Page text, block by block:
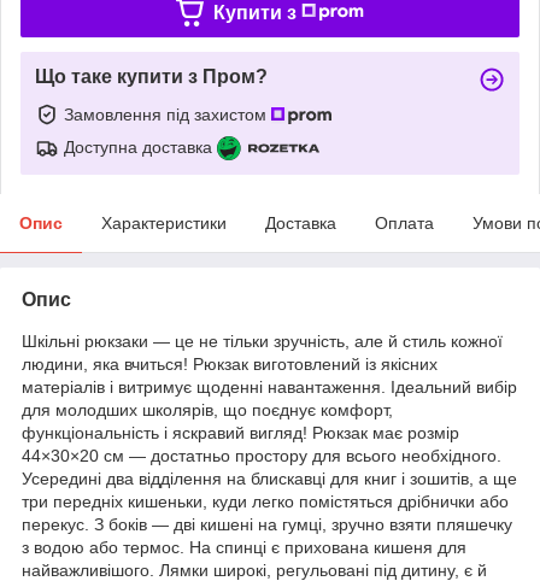
Купити з
Що таке купити з Пром?
Замовлення під захистом
Доступна доставка
Опис Характеристики Доставка Оплата Умови
Опис
Шкільні рюкзаки — це не тільки зручність, але й стиль кожної
людини, яка вчиться! Рюкзак виготовлений із якісних
матеріалів і витримує щоденні навантаження. Ідеальний вибір
для молодших школярів, що поєднує комфорт,
функціональність і яскравий вигляд! Рюкзак має розмір
44×30×20 см — достатньо простору для всього необхідного.
Усередині два відділення на блискавці для книг і зошитів, а ще
три передніх кишеньки, куди легко помістяться дрібнички або
перекус. З боків — дві кишені на гумці, зручно взяти пляшечку
з водою або термос. На спинці є прихована кишеня для
найважливішого. Лямки широкі, регульовані під дитину, є й